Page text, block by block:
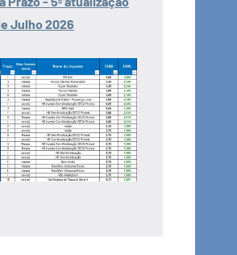
Julho 2026